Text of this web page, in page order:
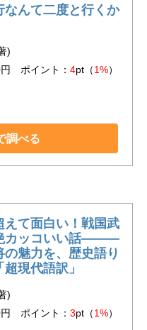
なんて二度と行くか
)
円 ポイント： 4pt（1%）
調べる
えて面白い！戦国武
カッコいい話―――
の魅力を、歴史語り
現代語訳」
)
円 ポイント： 3pt（1%）